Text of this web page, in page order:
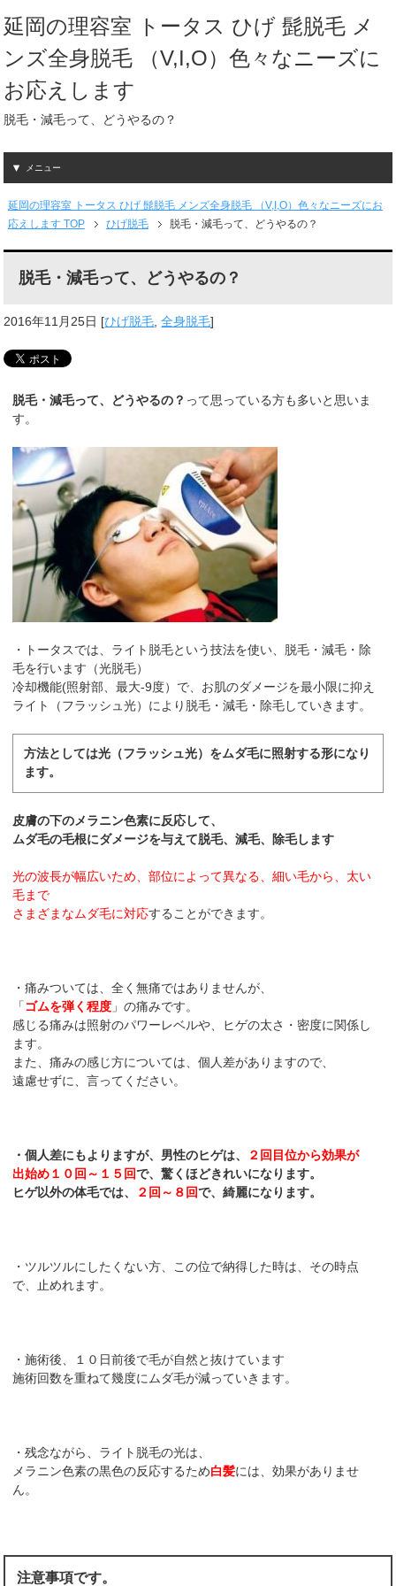
延岡の理容室 トータス ひげ 髭脱毛 メ
ンズ全身脱毛 （V,I,O）色々なニーズに
お応えします
脱毛・減毛って、どうやるの？
メニュー
延岡の理容室 トータス ひげ 髭脱毛 メンズ全身脱毛 （V,I,O）色々なニーズにお
応えします TOP
ひげ脱毛 脱毛・減毛って、どうやるの？
脱毛・減毛って、どうやるの？
2016年11月25日 [ひげ脱毛,全身脱毛]
脱毛・減毛って、どうやるの？ って思っている方も多いと思いま
す。
・トータスでは、ライト脱毛という技法を使い、脱毛・減毛・除
毛を行います（光脱毛）
冷却機能(照射部、最大-9度）で、お肌のダメージを最小限に抑え
ライト（フラッシュ光）により脱毛・減毛・除毛していきます。
方法としては光（フラッシュ光）をムダ毛に照射する形になり
ます。
皮膚の下のメラニン色素に反応して、
ムダ毛の毛根にダメージを与えて脱毛、減毛、除毛します
光の波長が幅広いため、部位によって異なる、細い毛から、太い
毛まで
さまざまなムダ毛に対応することができます。
・痛みついては、全く無痛ではありませんが、
「ゴムを弾く程度 」の痛みです。
感じる痛みは照射のパワーレベルや、ヒゲの太さ・密度に関係し
ます。
また、痛みの感じ方については、個人差がありますので、
遠慮せずに、言ってください。
・個人差にもよりますが、男性のヒゲは、 ２ 回目位から効果が
出始め１０回～１５回で、驚くほどきれいになります。
ヒゲ以外の体毛では、
２回～８回で、綺麗になります。
・ツルツルにしたくない方、この位で納得した時は、その時点
で、止めれます。
・施術後、１０日前後で毛が自然と抜けています
施術回数を重ねて幾度にムダ毛が減っていきます。
・残念ながら、ライト脱毛の光は、
メラニン色素の黒色の反応するため白髪には、効果がありませ
ん。
注意事項です。